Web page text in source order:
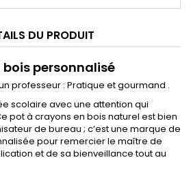
DU PRODUIT
personnalisé
professeur : Pratique et gourmand .
scolaire avec une attention qui
pot à crayons en bois naturel est bien
de bureau ; c’est une marque de
pour remercier le maître de
et de sa bienveillance tout au